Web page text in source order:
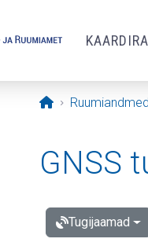
Avaleht
Ruumiandmed
GNSS
Tugijaamad